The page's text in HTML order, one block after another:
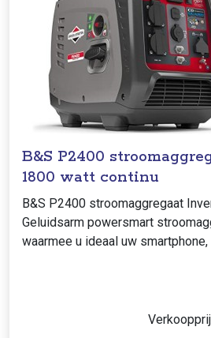
B&S P2400
1800 watt continu
B&S P2400 stroomaggregaat
Geluidsarm powersmart
waarmee u ideaal uw